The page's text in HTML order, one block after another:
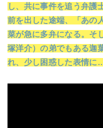
し、共に事件を追う弁護
前を出した途端、「あの
菜が急に多弁になる。そ
塚洋介）の弟でもある迦
れ、少し困惑した表情に…